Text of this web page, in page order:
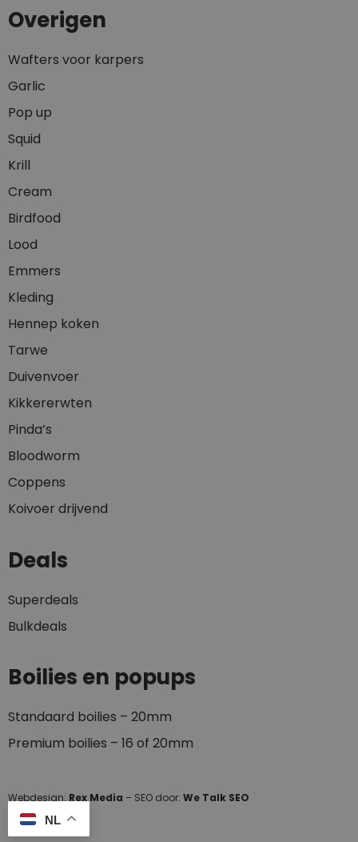
Overigen
Wafters voor karpers
Garlic
Pop up
Squid
Krill
Cream
Birdfood
Lood
Emmers
Kleding
Hennep koken
Tarwe
Duivenvoer
Kikkererwten
Pinda’s
Bloodworm
Coppens
Koivoer drijvend
Deals
Superdeals
Bulkdeals
Boilies en popups
Standaard boilies – 20mm
Premium boilies – 16 of 20mm
Webdesign: Rex Media – SEO door: We Talk SEO
NL